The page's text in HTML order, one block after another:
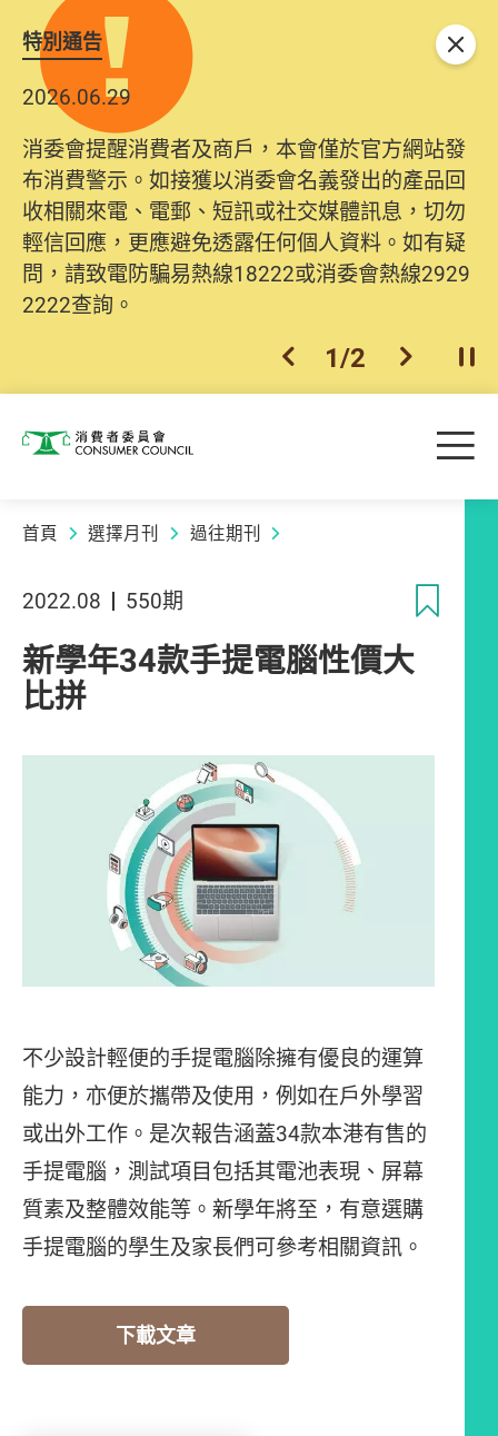
特別通告
2026.06.29
消委會提醒消費者及商戶，本會僅於官方網站發
布消費警示。如接獲以消委會名義發出的產品回
收相關來電、電郵、短訊或社交媒體訊息，切勿
輕信回應，更應避免透露任何個人資料。如有疑
問，請致電防騙易熱線18222或消委會熱線2929
2222查詢。
上一個
1/2 下一個開
關閉
消費者委員會 目
首頁 選擇月刊 過往期刊
2022.08 550期
新學年34款手提電腦性價大
比拼
不少設計輕便的手提電腦除擁有優良的運算
能力，亦便於攜帶及使用，例如在戶外學習
或出外工作。是次報告涵蓋34款本港有售的
手提電腦，測試項目包括其電池表現、屏幕
質素及整體效能等。新學年將至，有意選購
手提電腦的學生及家長們可參考相關資訊。
下載文章